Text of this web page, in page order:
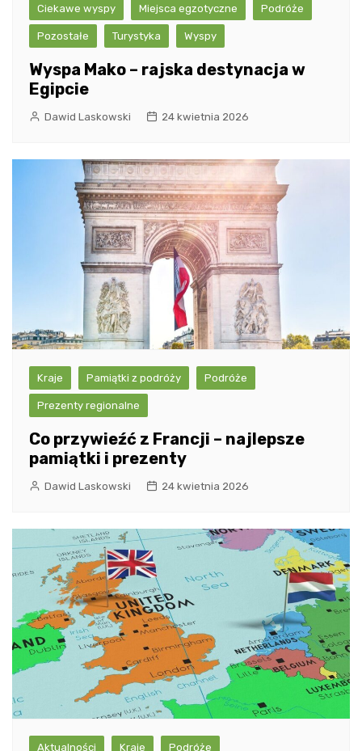
Ciekawe wyspy Miejsca egzotyczne Podróże
Pozostałe Turystyka Wyspy
Wyspa Mako – rajska destynacja w
Egipcie
Dawid Laskowski 24 kwietnia 2026
Kraje Pamiątki z podróży Podróże
Prezenty regionalne
Co przywieźć z Francji – najlepsze
pamiątki i prezenty
Dawid Laskowski 24 kwietnia 2026
Aktualności Kraje Podróże